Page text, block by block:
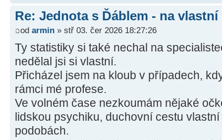
Re: Jednota s Ďáblem - na
od armin » stř 03. čer 2026 18:27:26
Ty statistiky si také nechal na
nedělal jsi si vlastní.
Přicházel jsem na kloub v případech,
rámci mé profese.
Ve volném čase nezkoumám nějaké
lidskou psychiku, duchovní cestu
podobách.